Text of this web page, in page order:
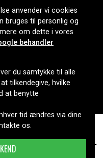
319 kr.
Nordic AB
anvender vi cookies
bruges til personlig og
om dette i vores
behandler
du samtykke til alle
tilkendegive, hvilke
at benytte
tid ændres via dine
os.